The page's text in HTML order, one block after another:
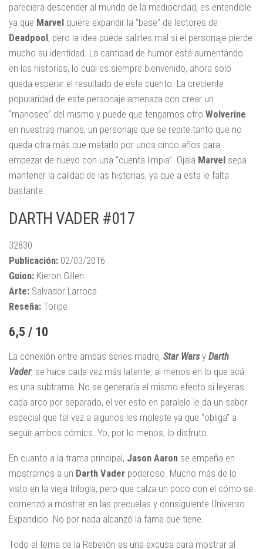
pareciera descender al mundo de la mediocridad, es entendible
ya que Marvel quiere expandir la “base” de lectores de
Deadpool, pero la idea puede salirles mal si el personaje pierde
mucho su identidad. La cantidad de humor está aumentando
en las historias, lo cual es siempre bienvenido, ahora solo
queda esperar el resultado de este cuento. La creciente
popularidad de este personaje amenaza con crear un
“manoseo” del mismo y puede que tengamos otro Wolverine
en nuestras manos, un personaje que se repite tanto que no
queda otra más que matarlo por unos cinco años para
empezar de nuevo con una “cuenta limpia”. Ojalá Marvel sepa
mantener la calidad de las historias, ya que a esta le falta
bastante.
DARTH VADER #017
32830
Publicación: 02/03/2016
Guion: Kieron Gillen
Arte: Salvador Larroca
Reseña: Toripe
6,5 / 10
La conexión entre ambas series madre, Star Warsy Darth
Vader, se hace cada vez más latente, al menos en lo que acá
es una subtrama. No se generaría el mismo efecto si leyeras
cada arco por separado, el ver esto en paralelo le da un sabor
especial que tal vez a algunos les moleste ya que “obliga” a
seguir ambos cómics. Yo, por lo menos, lo disfruto.
En cuanto a la trama principal, Jason Aaron se empeña en
mostrarnos a un Darth Vader poderoso. Mucho más de lo
visto en la vieja trilogía, pero que calza un poco con el cómo se
comenzó a mostrar en las precuelas y consiguiente Universo
Expandido. No por nada alcanzó la fama que tiene.
Todo el tema de la Rebelión es una excusa para mostrar al